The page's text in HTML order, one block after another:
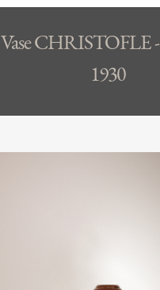
Vase CHRISTOFLE
1930